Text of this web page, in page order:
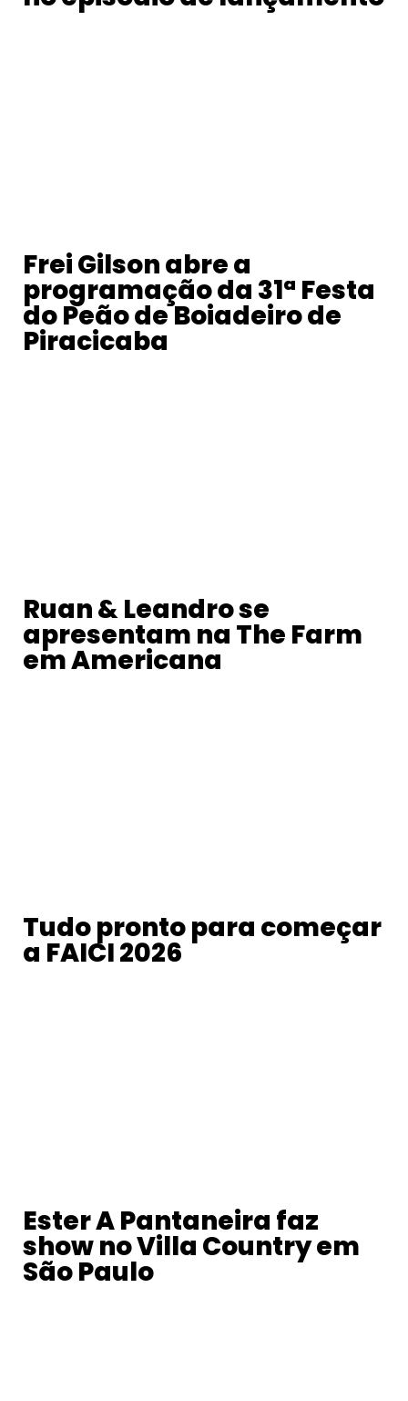
Frei Gilson abre a
programação da 31ª Festa
do Peão de Boiadeiro de
Piracicaba
Ruan & Leandro se
apresentam na The Farm
em Americana
Tudo pronto para começar
a FAICI 2026
Ester A Pantaneira faz
show no Villa Country em
São Paulo